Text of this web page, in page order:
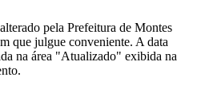
pela Prefeitura de Montes
que julgue conveniente. A data
na área "Atualizado" exibida na